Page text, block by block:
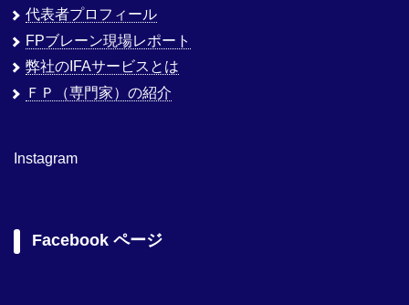
代表者プロフィール
FPブレーン現場レポート
弊社のIFAサービスとは
ＦＰ（専門家）の紹介
Instagram
Facebook ページ